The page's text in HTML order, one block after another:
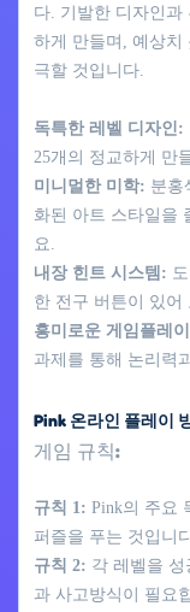
다. 기발한 디자인과
하게 만들며, 예상치
극할 것입니다.
독특한 레벨 디자인:
25개의 정교하게 만
미니멀한 미학: 분홍
화된 아트 스타일을
요.
내장 힌트 시스템:
한 전구 버튼이 있어
흥미로운 게임플레
과제를 통해 논리력
Pink 온라인 플레이
게임 규칙:
규칙 1: Pink의 주요
퍼즐을 푸는 것입니
규칙 2: 각 레벨을
과 사고방식이 필요